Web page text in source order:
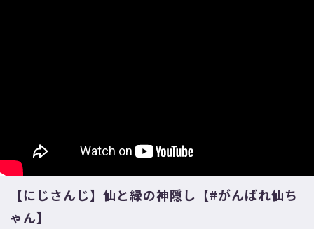
【にじさんじ】仙と緑の神隠し【#がんばれ仙ち
ゃん】